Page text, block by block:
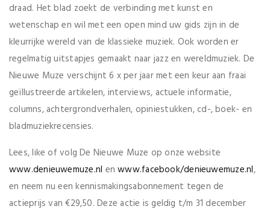
draad. Het blad zoekt de verbinding met kunst en
wetenschap en wil met een open mind uw gids zijn in de
kleurrijke wereld van de klassieke muziek. Ook worden er
regelmatig uitstapjes gemaakt naar jazz en wereldmuziek. De
Nieuwe Muze verschijnt 6 x per jaar met een keur aan fraai
geïllustreerde artikelen, interviews, actuele informatie,
columns, achtergrondverhalen, opiniestukken, cd-, boek- en
bladmuziekrecensies.
Lees, like of volg De Nieuwe Muze op onze website
www.denieuwemuze.nl enwww.facebook/denieuwemuze.nl,
en neem nu een kennismakingsabonnement tegen de
actieprijs van €29,50. Deze actie is geldig t/m 31 december